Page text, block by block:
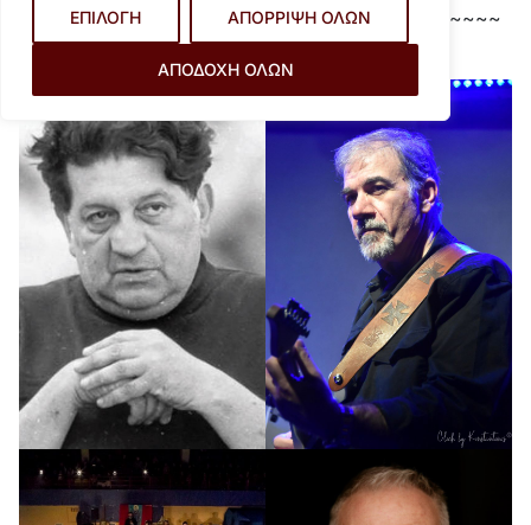
ΕΠΙΛΟΓΗ ΑΠΟΡΡΙΨΗ ΟΛΩΝ
ΑΠΟΔΟΧΗ ΟΛΩΝ
~~~~~~~~~~~~~~~~~~~~~~~~~~~~~~~~~~~~~
~~~~~~~~~~~~~~~~~~~~~~